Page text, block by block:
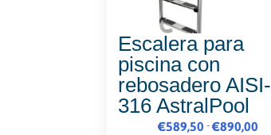
Escalera para
piscina con
rebosadero AISI-
316 AstralPool
€589,50 -€890,00
Rango